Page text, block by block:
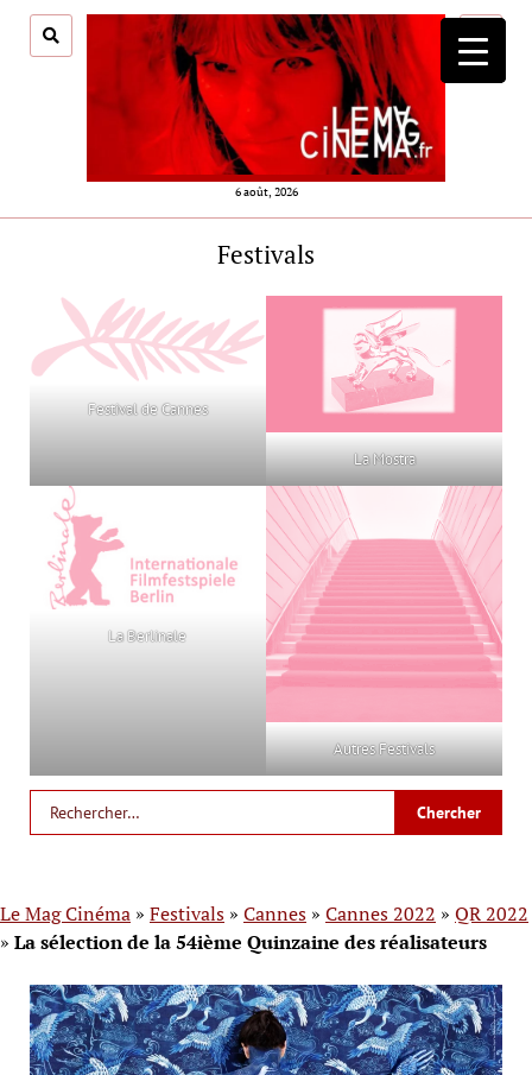
6 août, 2026
menu
Festivals
Festival de Cannes
La Mostra
La Berlinale
Autres Festivals
Le Mag Cinéma » Festivals » Cannes » Cannes 2022 » QR 2022
» La sélection de la 54ième Quinzaine des réalisateurs